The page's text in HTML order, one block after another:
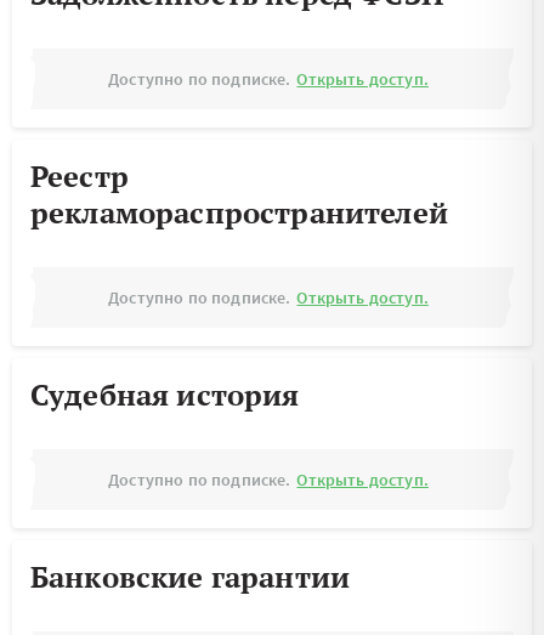
Доступно по подписке. Открыть доступ.
Реестр
рекламораспространителей
Доступно по подписке. Открыть доступ.
Судебная история
Доступно по подписке. Открыть доступ.
Банковские гарантии